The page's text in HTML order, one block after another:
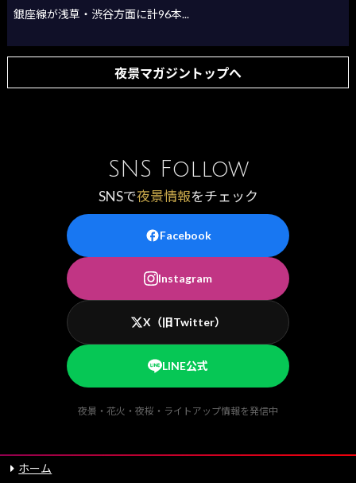
銀座線が浅草・渋谷方面に計96本...
夜景マガジントップへ
SNS Follow
SNSで夜景情報をチェック
Facebook
Instagram
X（旧Twitter）
LINE公式
夜景・花火・夜桜・ライトアップ情報を発信中
ホーム